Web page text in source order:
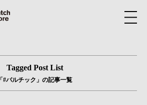
Tagged Post List
「#バルチック」の記事一覧